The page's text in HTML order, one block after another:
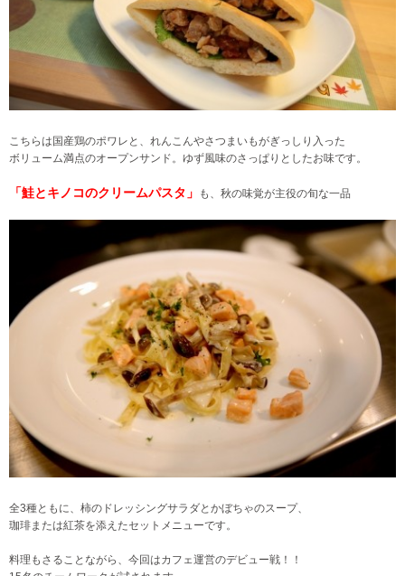
こちらは国産鶏のポワレと、れんこんやさつまいもがぎっしり入った
ボリューム満点のオープンサンド。ゆず風味のさっぱりとしたお味です。
「鮭とキノコのクリームパスタ」 も、秋の味覚が主役の旬な一品
全3種ともに、柿のドレッシングサラダとかぼちゃのスープ、
珈琲または紅茶を添えたセットメニューです。
料理もさることながら、今回はカフェ運営のデビュー戦！！